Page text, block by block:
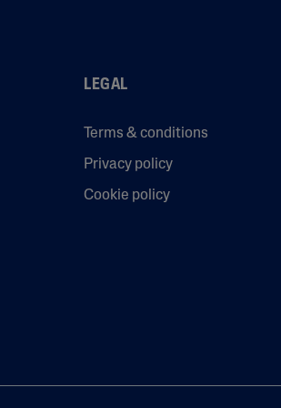
LEGAL
Terms & conditions
Privacy policy
Cookie policy